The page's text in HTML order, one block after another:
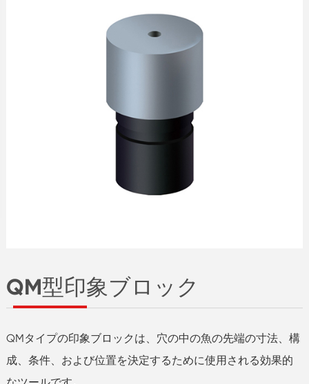
QM型印象ブロック
QMタイプの印象ブロックは、穴の中の魚の先端の寸法、構
成、条件、および位置を決定するために使用される効果的